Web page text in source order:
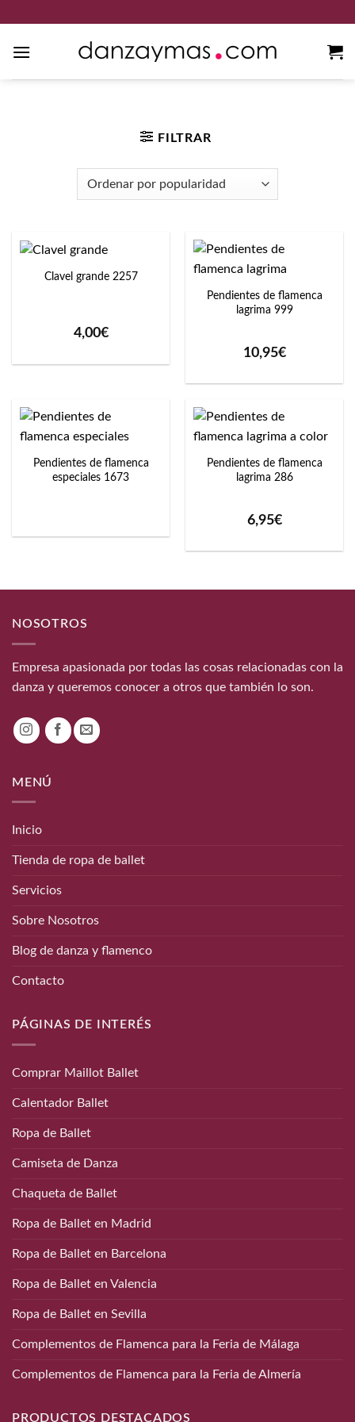
contenido
FILTRAR
Clavel grande 2257
4,00€
Pendientes de flamenca
lagrima 999
10,95€
Pendientes de flamenca
especiales 1673
Pendientes de flamenca
lagrima 286
6,95€
NOSOTROS
Empresa apasionada por todas las cosas relacionadas con la
danza y queremos conocer a otros que también lo son.
MENÚ
Inicio
Tienda de ropa de ballet
Servicios
Sobre Nosotros
Blog de danza y flamenco
Contacto
PÁGINAS DE INTERÉS
Comprar Maillot Ballet
Calentador Ballet
Ropa de Ballet
Camiseta de Danza
Chaqueta de Ballet
Ropa de Ballet en Madrid
Ropa de Ballet en Barcelona
Ropa de Ballet en Valencia
Ropa de Ballet en Sevilla
Complementos de Flamenca para la Feria de Málaga
Complementos de Flamenca para la Feria de Almería
PRODUCTOS DESTACADOS